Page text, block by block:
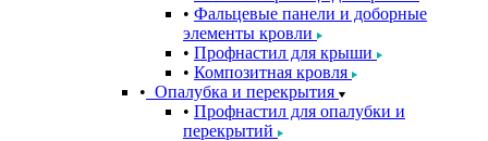
Фальцевые панели и доборные
элементы кровли
Профнастил для крыши
Композитная кровля
Опалубка и перекрытия
Профнастил для опалубки и
перекрытий